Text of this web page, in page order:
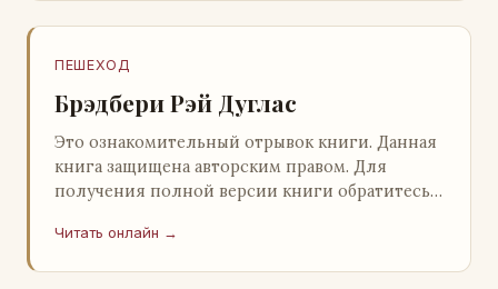
ПЕШЕХОД
Брэдбери Рэй Дуглас
Это ознакомительный отрывок книги. Данная
книга защищена авторским правом. Для
получения полной версии книги обратитесь к
легального ко…
Читать онлайн →